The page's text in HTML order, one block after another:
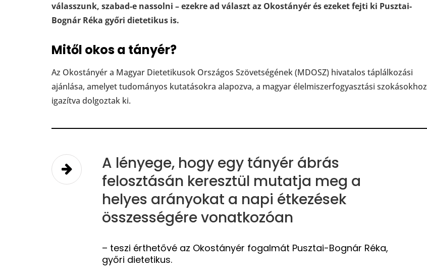
válasszunk, szabad-e nassolni – ezekre ad választ az Okostányér és ezeket fejti ki Pusztai-
Bognár Réka győri dietetikus is.
Mitől okos a tányér?
Az Okostányér a Magyar Dietetikusok Országos Szövetségének (MDOSZ) hivatalos táplálkozási
ajánlása, amelyet tudományos kutatásokra alapozva, a magyar élelmiszerfogyasztási szokásokhoz
igazítva dolgoztak ki.
A lényege, hogy egy tányér ábrás
felosztásán keresztül mutatja meg a
helyes arányokat a napi étkezések
összességére vonatkozóan
– teszi érthetővé az Okostányér fogalmát Pusztai-Bognár Réka,
győri dietetikus.